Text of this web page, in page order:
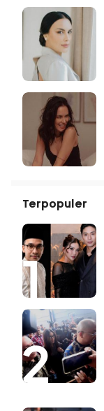
Terpopuler